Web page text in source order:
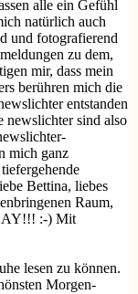
alle ein Gefühl
natürlich auch
und fotografierend
zu dem,
mir, dass mein
berühren mich die
entstanden
newslichter sind also
mich ganz
Bettina, liebes
Raum,
:-) Mit
lesen zu können.
Morgen-